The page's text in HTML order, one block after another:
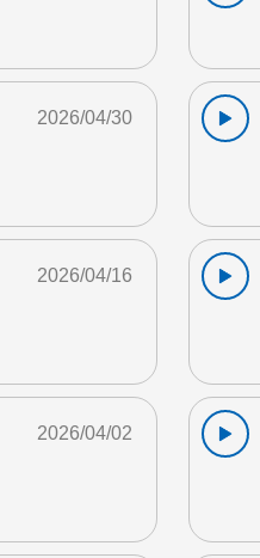
2026/04/30
2026/04/16
2026/04/02